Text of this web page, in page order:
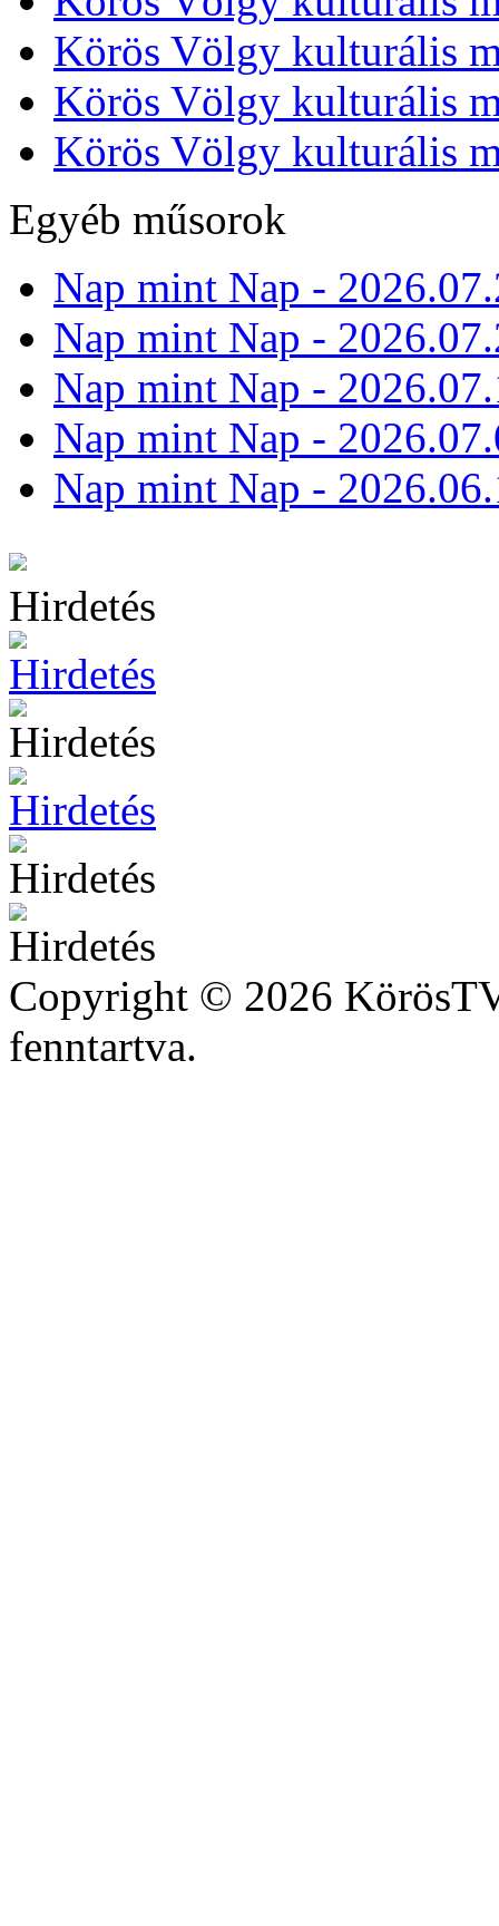
Körös Völgy kulturális
Körös Völgy kulturális
Körös Völgy kulturális
Egyéb műsorok
Nap mint Nap -
Nap mint Nap -
Nap mint Nap -
Nap mint Nap -
Nap mint Nap -
Hirdetés
Copyright © 2026
fenntartva.